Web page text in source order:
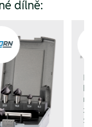
dílně: